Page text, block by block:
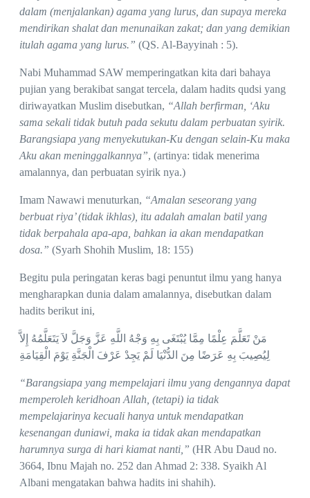
dalam (menjalankan) agama yang lurus, dan supaya mereka
mendirikan shalat dan menunaikan zakat; dan yang demikian
itulah agama yang lurus.” (QS. Al-Bayyinah : 5).
Nabi Muhammad SAW memperingatkan kita dari bahaya
pujian yang berakibat sangat tercela, dalam hadits qudsi yang
diriwayatkan Muslim disebutkan, “Allah berfirman, ‘Aku
sama sekali tidak butuh pada sekutu dalam perbuatan syirik.
Barangsiapa yang menyekutukan-Ku dengan selain-Ku maka
Aku akan meninggalkannya”, (artinya: tidak menerima
amalannya, dan perbuatan syirik nya.)
Imam Nawawi menuturkan, “Amalan seseorang yang
berbuat riya’ (tidak ikhlas), itu adalah amalan batil yang
tidak berpahala apa-apa, bahkan ia akan mendapatkan
dosa.” (Syarh Shohih Muslim, 18: 155)
Begitu pula peringatan keras bagi penuntut ilmu yang hanya
mengharapkan dunia dalam amalannya, disebutkan dalam
hadits berikut ini,
مَنْ تَعَلَّمَ عِلْمًا مِمَّا يُبْتَغَى بِهِ وَجْهُ اللَّهِ عَزَّ وَجَلَّ لاَ يَتَعَلَّمُهُ إِلاَّ
لِيُصِيبَ بِهِ عَرَضًا مِنَ الدُّنْيَا لَمْ يَجِدْ عَرْفَ الْجَنَّةِ يَوْمَ الْقِيَامَةِ
“Barangsiapa yang mempelajari ilmu yang dengannya dapat
memperoleh keridhoan Allah, (tetapi) ia tidak
mempelajarinya kecuali hanya untuk mendapatkan
kesenangan duniawi, maka ia tidak akan mendapatkan
harumnya surga di hari kiamat nanti,” (HR Abu Daud no.
3664, Ibnu Majah no. 252 dan Ahmad 2: 338. Syaikh Al
Albani mengatakan bahwa hadits ini shahih).